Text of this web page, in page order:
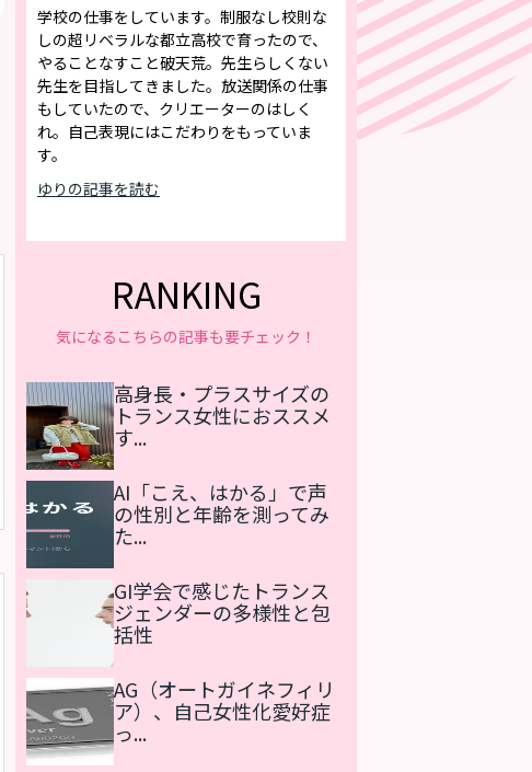
学校の仕事をしています。制服なし校則な
しの超リベラルな都立高校で育ったので、
やることなすこと破天荒。先生らしくない
先生を目指してきました。放送関係の仕事
もしていたので、クリエーターのはしく
れ。自己表現にはこだわりをもっていま
す。
ゆりの記事を読む
RANKING
気になるこちらの記事も要チェック！
高身長・プラスサイズの
トランス女性におススメ
す...
AI「こえ、はかる」で声
の性別と年齢を測ってみ
た...
GI学会で感じたトランス
ジェンダーの多様性と包
括性
AG（オートガイネフィリ
ア）、自己女性化愛好症
っ...